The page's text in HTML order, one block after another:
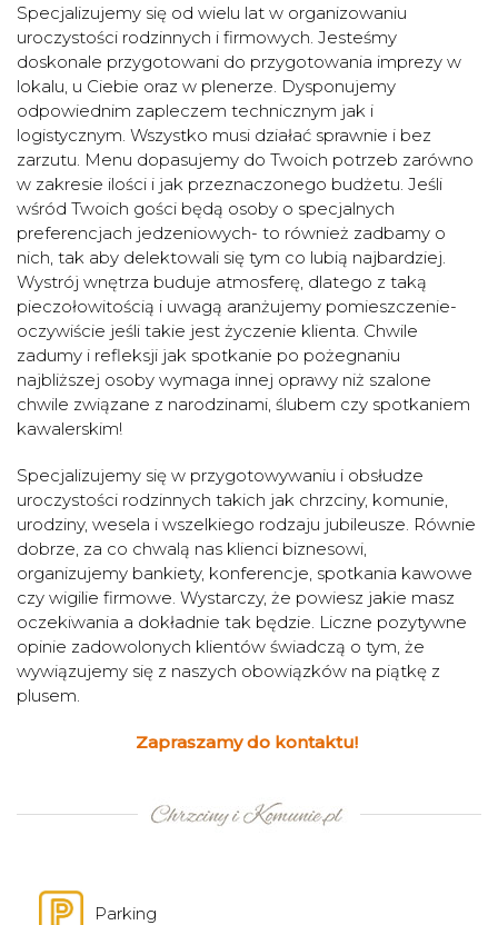
Specjalizujemy się od wielu lat w organizowaniu
uroczystości rodzinnych i firmowych. Jesteśmy
doskonale przygotowani do przygotowania imprezy w
lokalu, u Ciebie oraz w plenerze. Dysponujemy
odpowiednim zapleczem technicznym jak i
logistycznym. Wszystko musi działać sprawnie i bez
zarzutu. Menu dopasujemy do Twoich potrzeb zarówno
w zakresie ilości i jak przeznaczonego budżetu. Jeśli
wśród Twoich gości będą osoby o specjalnych
preferencjach jedzeniowych- to również zadbamy o
nich, tak aby delektowali się tym co lubią najbardziej.
Wystrój wnętrza buduje atmosferę, dlatego z taką
pieczołowitością i uwagą aranżujemy pomieszczenie-
oczywiście jeśli takie jest życzenie klienta. Chwile
zadumy i refleksji jak spotkanie po pożegnaniu
najbliższej osoby wymaga innej oprawy niż szalone
chwile związane z narodzinami, ślubem czy spotkaniem
kawalerskim!
Specjalizujemy się w przygotowywaniu i obsłudze
uroczystości rodzinnych takich jak chrzciny, komunie,
urodziny, wesela i wszelkiego rodzaju jubileusze. Równie
dobrze, za co chwalą nas klienci biznesowi,
organizujemy bankiety, konferencje, spotkania kawowe
czy wigilie firmowe. Wystarczy, że powiesz jakie masz
oczekiwania a dokładnie tak będzie. Liczne pozytywne
opinie zadowolonych klientów świadczą o tym, że
wywiązujemy się z naszych obowiązków na piątkę z
plusem.
Zapraszamy do kontaktu!
Parking